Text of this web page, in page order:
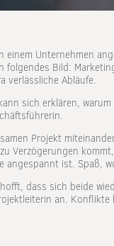
einem Unternehmen
folgendes Bild:
verlässliche Abläufe.
sich erklären,
Projekt
Verzögerungen
angespannt ist. Spaß,
dass sich beide
an.